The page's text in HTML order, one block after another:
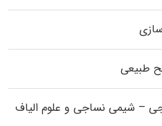
طبیعی
– شیمی نساجی و علوم الیاف